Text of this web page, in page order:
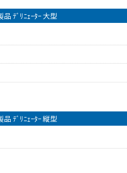
ﾃﾞﾘﾆｪｰﾀｰ 大型
品 ﾃﾞﾘﾆｪｰﾀｰ 縦型